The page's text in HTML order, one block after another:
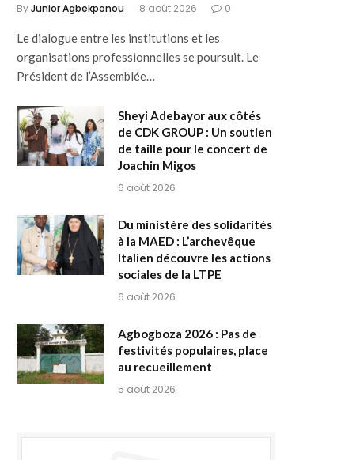
ByJunior Agbekponou 8 août 2026 0
Le dialogue entre les institutions et les
organisations professionnelles se poursuit. Le
Président de l’Assemblée…
Sheyi Adebayor aux côtés
de CDK GROUP : Un soutien
de taille pour le concert de
Joachin Migos
6 août 2026
Du ministère des solidarités
à la MAED : L’archevêque
Italien découvre les actions
sociales de la LTPE
6 août 2026
Agbogboza 2026 : Pas de
festivités populaires, place
au recueillement
5 août 2026